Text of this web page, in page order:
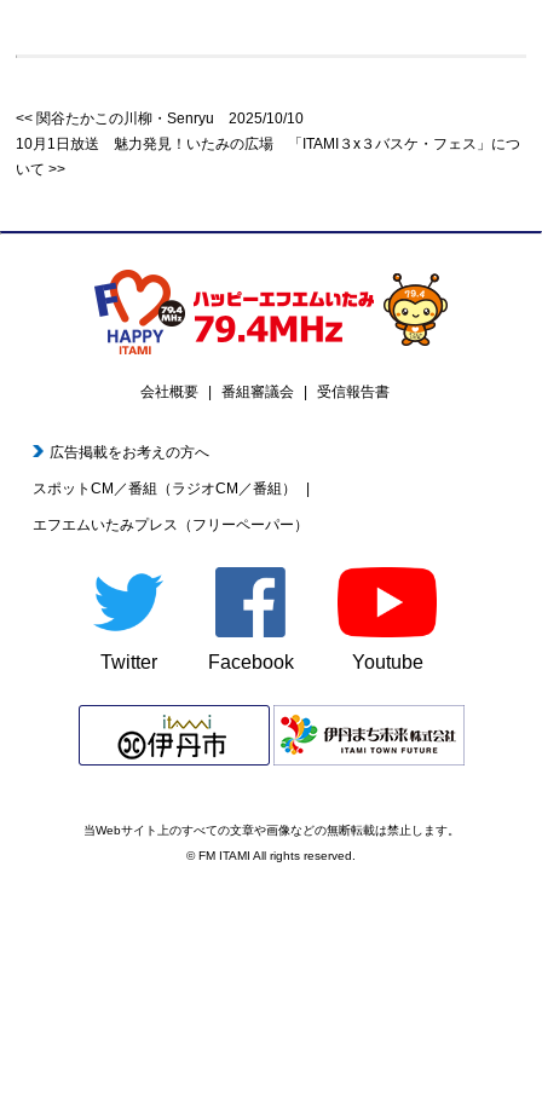
関谷たかこの川柳・Senryu 2025/10/10
10月1日放送 魅力発見！いたみの広場 「ITAMI３x３バスケ・フェス」につ
いて
会社概要 番組審議会 受信報告書
広告掲載をお考えの方へ
スポットCM／番組（ラジオCM／番組）
エフエムいたみプレス（フリーペーパー）
Twitter Facebook Youtube
当Webサイト上のすべての文章や画像などの無断転載は禁止します。
© FM ITAMI All rights reserved.